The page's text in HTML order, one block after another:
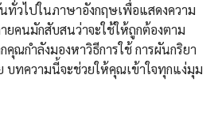
ทั่วไปในภาษาอังกฤษเพื่อแสดงความ
คนมักสับสนว่าจะใช้ให้ถูกต้องตาม
คุณกำลังมองหาวิธีการใช้ การผันกริยา
ทความนี้จะช่วยให้คุณเข้าใจทุกแง่มุม